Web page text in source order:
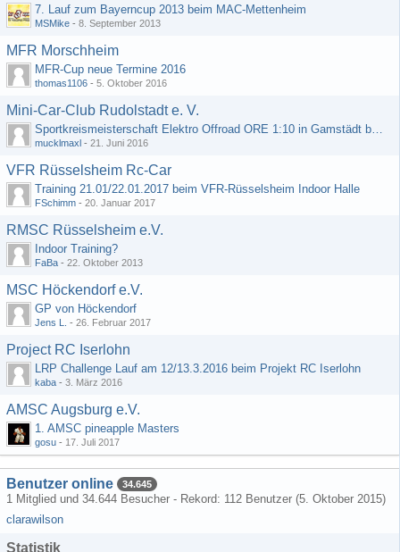
7. Lauf zum Bayerncup 2013 beim MAC-Mettenheim
MSMike - 8. September 2013
MFR Morschheim
MFR-Cup neue Termine 2016
thomas1106 - 5. Oktober 2016
Mini-Car-Club Rudolstadt e. V.
Sportkreismeisterschaft Elektro Offroad ORE 1:10 in Gamstädt bei Erfurt, Outdoor mit Indoor Ausweichmöglichkeit!!!
mucklmaxl - 21. Juni 2016
VFR Rüsselsheim Rc-Car
Training 21.01/22.01.2017 beim VFR-Rüsselsheim Indoor Halle
FSchimm - 20. Januar 2017
RMSC Rüsselsheim e.V.
Indoor Training?
FaBa - 22. Oktober 2013
MSC Höckendorf e.V.
GP von Höckendorf
Jens L. - 26. Februar 2017
Project RC Iserlohn
LRP Challenge Lauf am 12/13.3.2016 beim Projekt RC Iserlohn
kaba - 3. März 2016
AMSC Augsburg e.V.
1. AMSC pineapple Masters
gosu - 17. Juli 2017
Benutzer online 34.645
1 Mitglied und 34.644 Besucher - Rekord: 112 Benutzer (5. Oktober 2015)
clarawilson
Statistik